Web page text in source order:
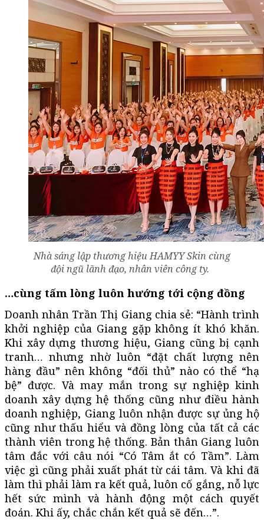
Nhà sáng lập thương hiệu HAMYY Skin cùng
đội ngũ lãnh đạo, nhân viên công ty.
…cùng tấm lòng luôn hướng tới cộng đồng
Doanh nhân Trần Thị Giang chia sẻ: “Hành trình
khởi nghiệp của Giang gặp không ít khó khăn.
Khi xây dựng thương hiệu, Giang cũng bị cạnh
tranh… nhưng nhờ luôn “đặt chất lượng nên
hàng đầu” nên không “đối thủ” nào có thể “hạ
bệ” được. Và may mắn trong sự nghiệp kinh
doanh xây dựng hệ thống cũng như điều hành
doanh nghiệp, Giang luôn nhận được sự ủng hộ
cũng như thấu hiểu và đồng lòng của tất cả các
thành viên trong hệ thống. Bản thân Giang luôn
tâm đắc với câu nói “Có Tâm ắt có Tầm”. Làm
việc gì cũng phải xuất phát từ cái tâm. Và khi đã
làm thì phải làm ra kết quả, luôn cố gắng, nỗ lực
hết sức mình và hành động một cách quyết
đoán. Khi ấy, chắc chắn kết quả sẽ đến…”.